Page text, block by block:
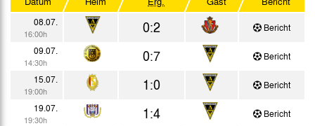
Testspiele
08.07.
16:00h 0:2
Bericht
09.07.
14:30h 0:7
Bericht
15.07.
19:00h 1:0
Bericht
19.07.
19:30h 1:4
Bericht